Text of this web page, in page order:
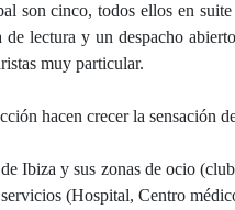
son cinco, todos ellos en
lectura y un despacho
muy particular.
hacen crecer la sensación
Ibiza y sus zonas de ocio
(Hospital, Centro